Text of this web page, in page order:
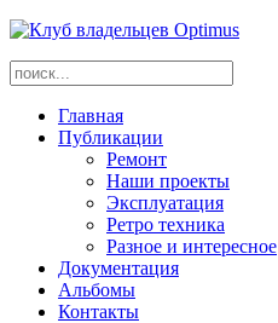
Главная
Публикации
Ремонт
Наши проекты
Эксплуатация
Ретро техника
Разное и интересное
Документация
Альбомы
Контакты